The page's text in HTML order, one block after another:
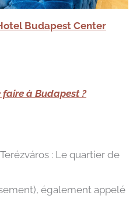
Budapest Center
faire à Budapest ?
: Le quartier de
également appelé